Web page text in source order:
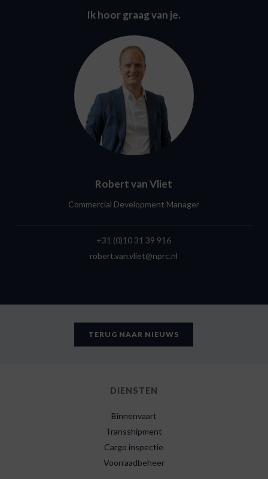
Ik hoor graag van je.
Robert van Vliet
Commercial Development Manager
+31 (0)10 31 39 916
robert.van.vliet@nprc.nl
TERUG NAAR NIEUWS
DIENSTEN
Binnenvaart
Transshipment
Cargo inspectie
Voorraadbeheer